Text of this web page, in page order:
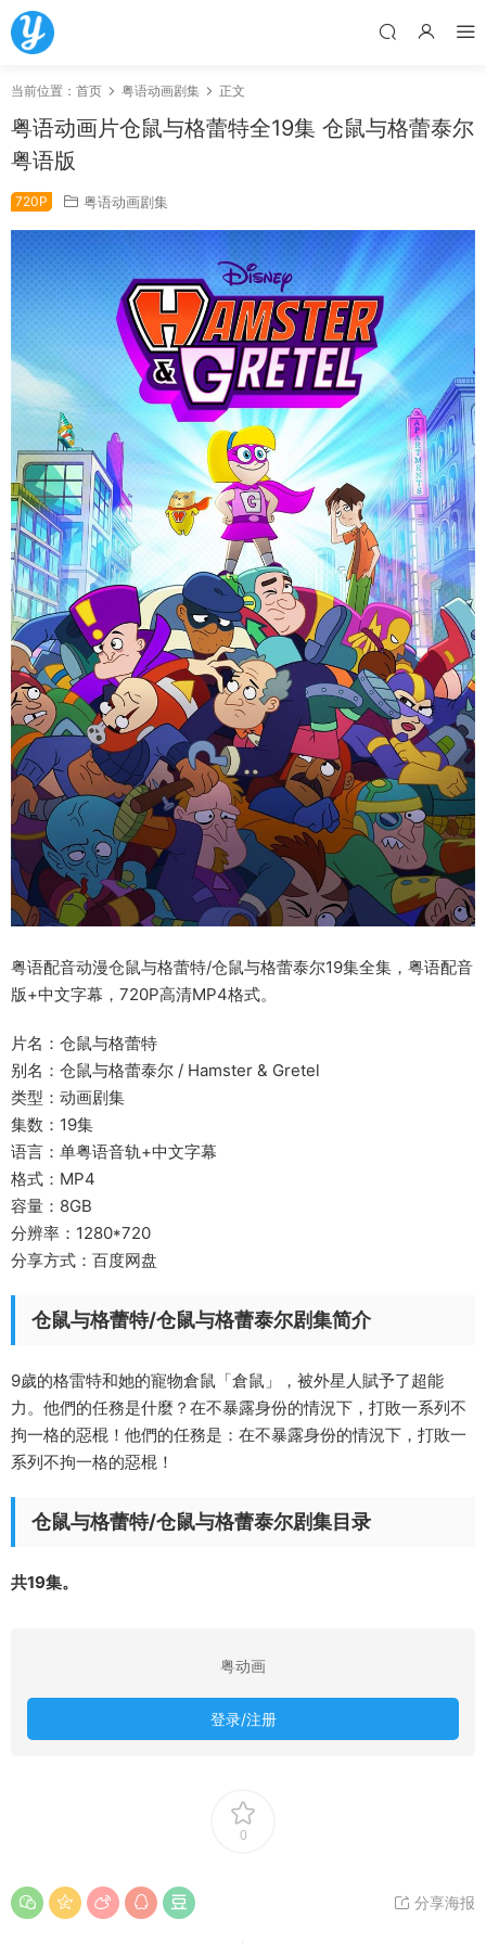
当前位置： 首页 粤语动画剧集 正文
粤语动画片仓鼠与格蕾特全19集 仓鼠与格蕾泰尔
粤语版
720P 粤语动画剧集
粤语配音动漫仓鼠与格蕾特/仓鼠与格蕾泰尔19集全集，粤语配音
版+中文字幕，720P高清MP4格式。
片名：仓鼠与格蕾特
别名：仓鼠与格蕾泰尔 / Hamster & Gretel
类型：动画剧集
集数：19集
语言：单粤语音轨+中文字幕
格式：MP4
容量：8GB
分辨率：1280*720
分享方式：百度网盘
仓鼠与格蕾特/仓鼠与格蕾泰尔剧集简介
9歲的格雷特和她的寵物倉鼠「倉鼠」，被外星人賦予了超能
力。他們的任務是什麼？在不暴露身份的情況下，打敗一系列不
拘一格的惡棍！他們的任務是：在不暴露身份的情況下，打敗一
系列不拘一格的惡棍！
仓鼠与格蕾特/仓鼠与格蕾泰尔剧集目录
共19集。
粤动画
登录/注册
0
分享海报